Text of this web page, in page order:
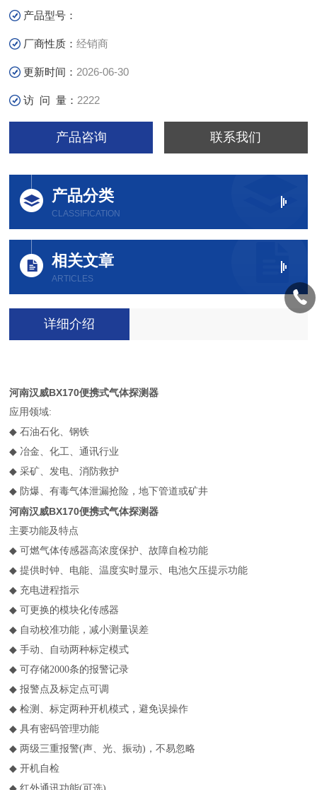
产品型号：
厂商性质：经销商
更新时间： 2026-06-30
访 问 量： 2222
产品咨询 联系我们
产品分类
CLASSIFICATION
相关文章
ARTICLES
详细介绍
河南汉威BX170便携式气体探测器
应用领域:
◆ 石油石化、钢铁
◆ 冶金、化工、通讯行业
◆ 采矿、发电、消防救护
◆ 防爆、有毒气体泄漏抢险，地下管道或矿井
河南汉威BX170便携式气体探测器
主要功能及特点
◆ 可燃气体传感器高浓度保护、故障自检功能
◆ 提供时钟、电能、温度实时显示、电池欠压提示功能
◆ 充电进程指示
◆ 可更换的模块化传感器
◆ 自动校准功能，减小测量误差
◆ 手动、自动两种标定模式
◆ 可存储2000条的报警记录
◆ 报警点及标定点可调
◆ 检测、标定两种开机模式，避免误操作
◆ 具有密码管理功能
◆ 两级三重报警(声、光、振动)，不易忽略
◆ 开机自检